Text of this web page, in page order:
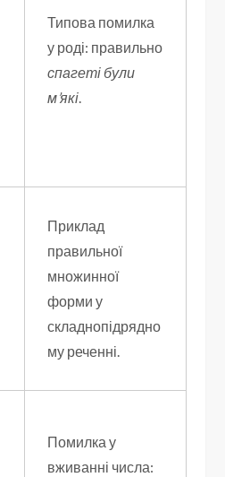
Типова помилка
у роді: правильно
спагеті були
м’які.
Приклад
правильної
множинної
форми у
складнопідрядно
му реченні.
Помилка у
вживанні числа: